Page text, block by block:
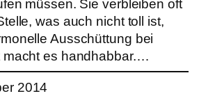
müssen. Sie verbleiben oft
was auch nicht toll ist,
Ausschüttung bei
macht es handhabbar.…
2014